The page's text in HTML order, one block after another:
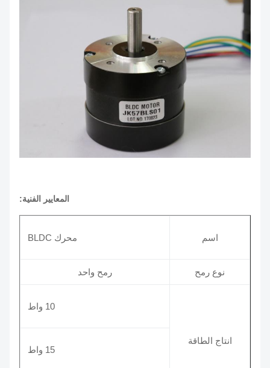
المعايير الفنية:
محرك BLDC
نوع رمح رمح واحد
انتاج الطاقة